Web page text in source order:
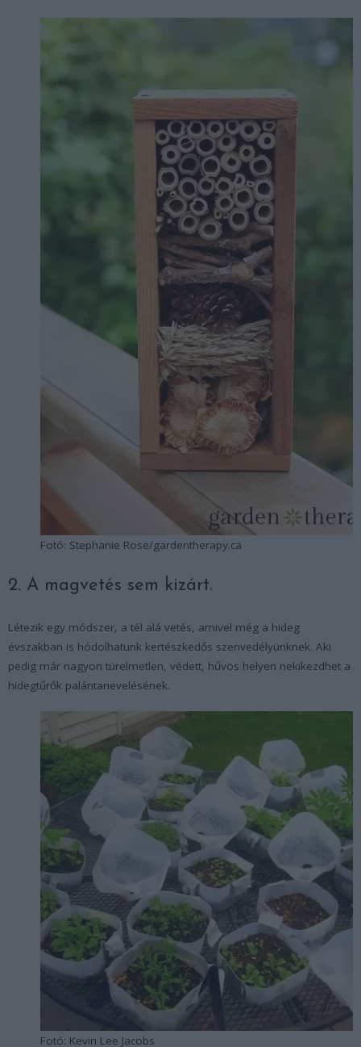
Fotó: Stephanie Rose/gardentherapy.ca
2. A magvetés sem kizárt.
Létezik egy módszer, a tél alá vetés, amivel még a hideg
évszakban is hódolhatunk kertészkedős szenvedélyünknek. Aki
pedig már nagyon türelmetlen, védett, hűvös helyen nekikezdhet a
hidegtűrők palántanevelésének.
Fotó: Kevin Lee Jacobs